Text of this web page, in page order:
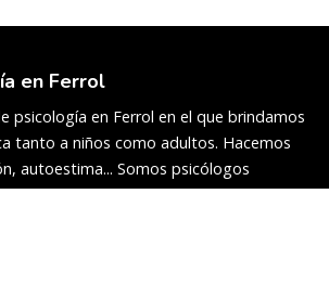
en Ferrol
psicología en Ferrol en el que brindamos
tanto a niños como adultos. Hacemos
autoestima... Somos psicólogos
en el sector.